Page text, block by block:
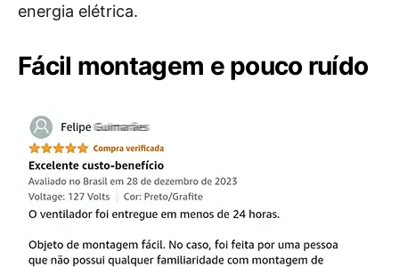
energia elétrica.
Fácil montagem e pouco ruído